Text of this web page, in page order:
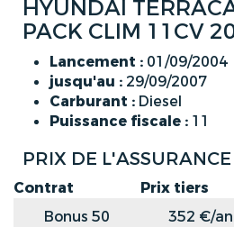
HYUNDAI
PACK CLIM 11CV
Lancement : 01/09/2004
jusqu'au : 29/09/2007
Carburant : Diesel
Puissance fiscale : 11
PRIX DE
Contrat Prix tiers
Bonus 50
352 €/an